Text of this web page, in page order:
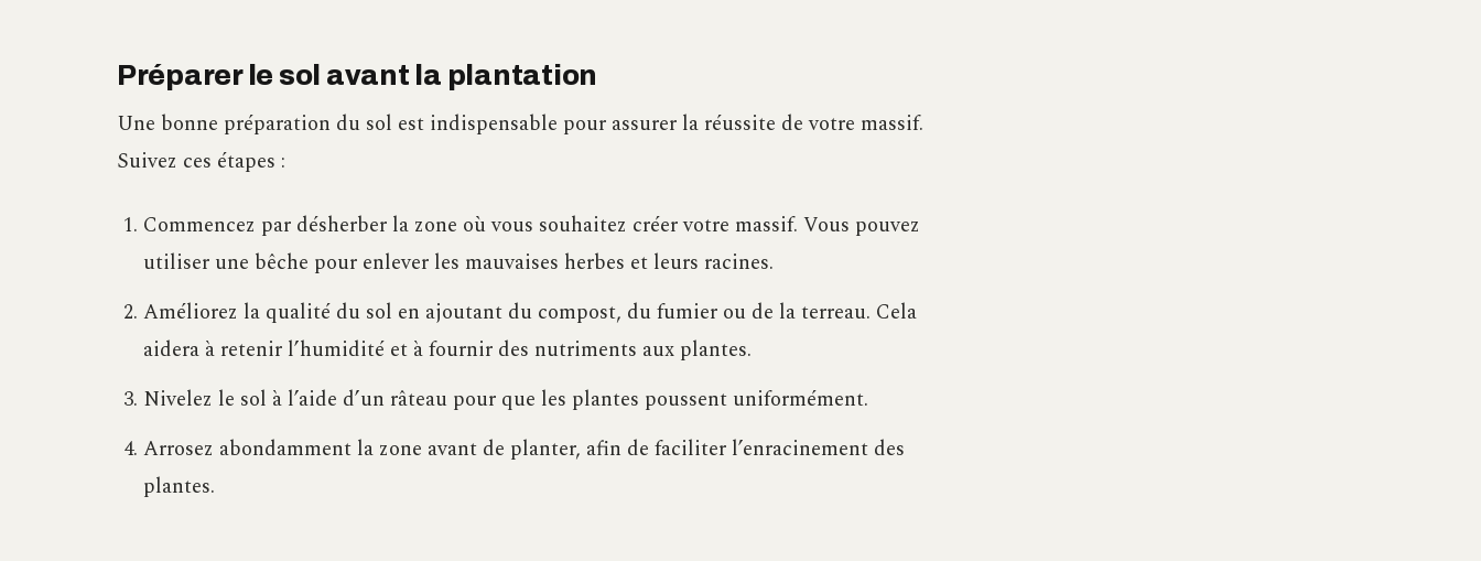
Préparer le sol avant la plantation
Une bonne préparation du sol est indispensable pour assurer la réussite de votre massif.
Suivez ces étapes :
Commencez par désherber la zone où vous souhaitez créer votre massif. Vous pouvez
utiliser une bêche pour enlever les mauvaises herbes et leurs racines.
Améliorez la qualité du sol en ajoutant du compost, du fumier ou de la terreau. Cela
aidera à retenir l’humidité et à fournir des nutriments aux plantes.
Nivelez le sol à l’aide d’un râteau pour que les plantes poussent uniformément.
Arrosez abondamment la zone avant de planter, afin de faciliter l’enracinement des
plantes.